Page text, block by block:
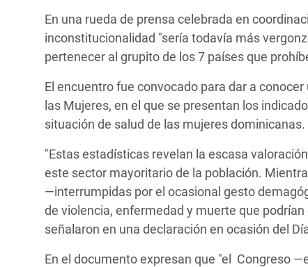
Gender, Rights, and Justice
En una rueda de prensa celebrada en
inconstitucionalidad "sería todavía más
pertenecer al grupito de los 7 países que
El encuentro fue convocado para dar a
las Mujeres, en el que se presentan los
situación de salud de las mujeres dominicanas.
"Estas estadísticas revelan la escasa
este sector mayoritario de la población.
—interrumpidas por el ocasional gesto
de violencia, enfermedad y muerte que
señalaron en una declaración en ocasión del
En el documento expresan que "el Congreso